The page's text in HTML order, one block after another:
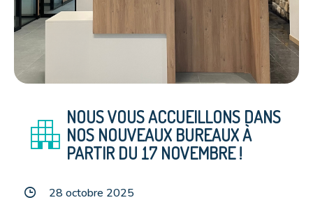
apartment NOUS VOUS ACCUEILLONS DANS
NOS NOUVEAUX BUREAUX À
PARTIR DU 17 NOVEMBRE !
28 octobre 2025